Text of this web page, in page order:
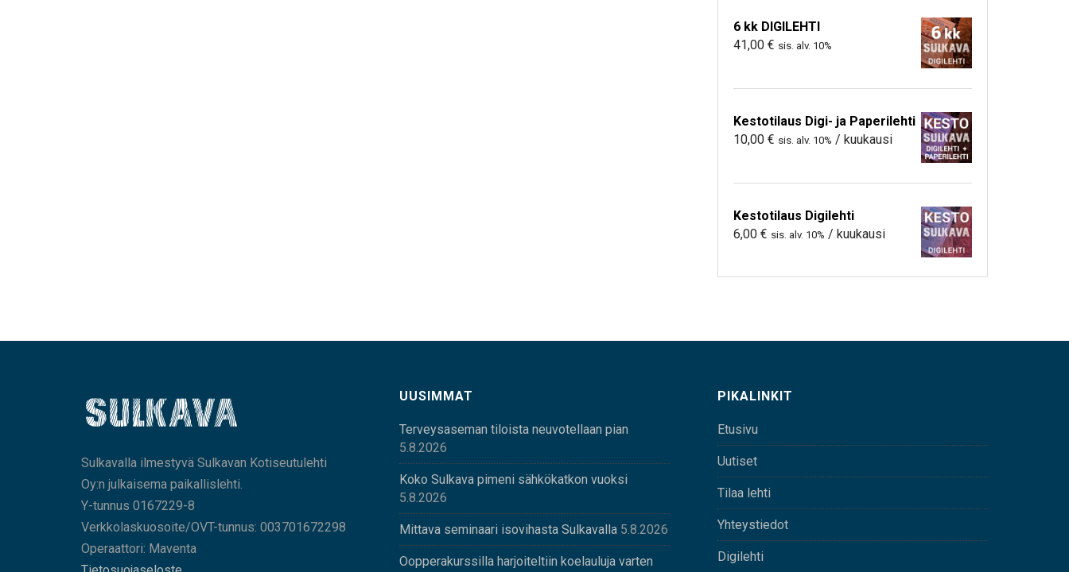
6 kk DIGILEHTI
41,00 € sis. alv. 10%
Kestotilaus Digi- ja Paperilehti
10,00 € sis. alv. 10% / kuukausi
Kestotilaus Digilehti
6,00 € sis. alv. 10% / kuukausi
Sulkavalla ilmestyvä Sulkavan Kotiseutulehti
Oy:n julkaisema paikallislehti.
Y-tunnus 0167229-8
Verkkolaskuosoite/OVT-tunnus: 003701672298
Operaattori: Maventa
UUSIMMAT
Terveysaseman tiloista neuvotellaan pian
5.8.2026
Koko Sulkava pimeni sähkökatkon vuoksi
5.8.2026
Mittava seminaari isovihasta Sulkavalla 5.8.2026
Oopperakurssilla harjoiteltiin koelauluja varten
PIKALINKIT
Etusivu
Uutiset
Tilaa lehti
Yhteystiedot
Digilehti